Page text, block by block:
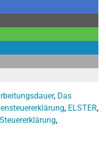
, Das
, ELSTER,
Steuererklärung,